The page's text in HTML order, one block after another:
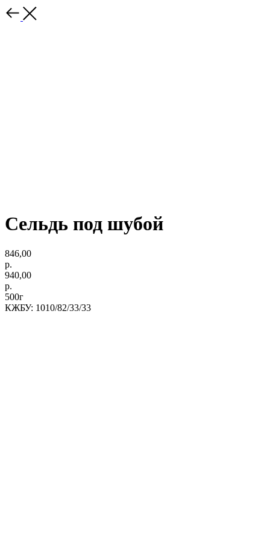
Сельдь под шубой
846,00
р.
940,00
р.
500г
КЖБУ: 1010/82/33/33